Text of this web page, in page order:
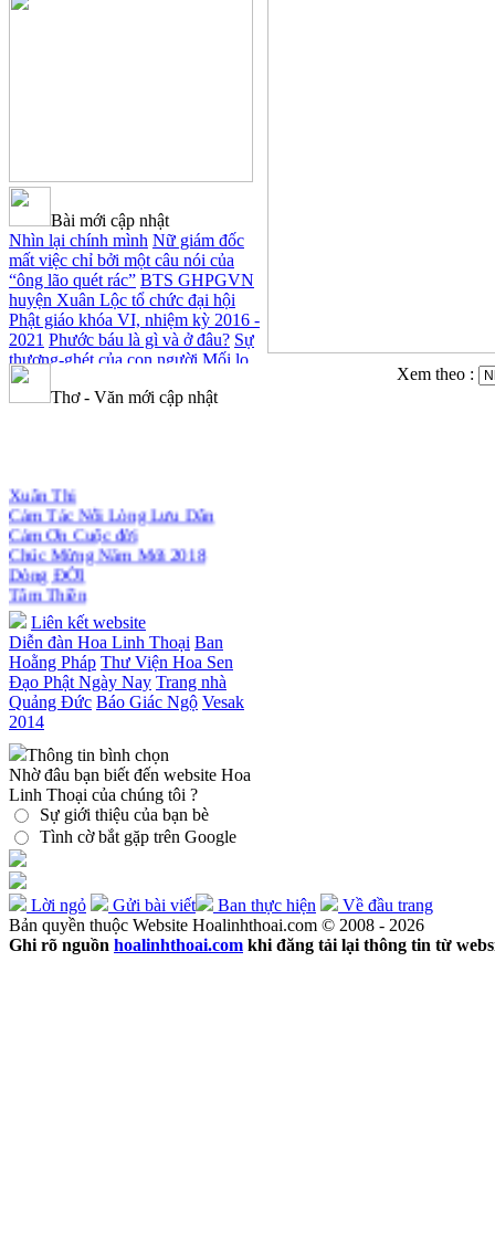
Bài mới cập nhật
Nhìn lại chính mình Nữ giám đốc
mất việc chỉ bởi một câu nói của
“ông lão quét rác” BTS GHPGVN
huyện Xuân Lộc tổ chức đại hội
Phật giáo khóa VI, nhiệm kỳ 2016 -
2021 Phước báu là gì và ở đâu? Sự
thương-ghét của con người Mối lo
của con người
nhân & giải pháp Nỗi lòng của các
bận rộn
Thơ - Văn mới cập nhật
Xuân Thi
Cảm Tác Nỗi Lòng Lưu Dân
Cảm Ơn Cuộc đời
Chúc Mừng Năm Mới 2018
Dòng ĐỜI
Tâm Thiền
Chuông Ngân
Kính mừng Phật Đản
Anh không chết đâu em
Kiếp này
Liên kết website
Diễn đàn Hoa Linh Thoại Ban
Hoằng Pháp Thư Viện Hoa Sen
Đạo Phật Ngày Nay Trang nhà
Quảng Đức Báo Giác Ngộ Vesak
2014
Thông tin bình chọn
Nhờ đâu bạn biết đến website Hoa
Linh Thoại của chúng tôi ?
Sự giới thiệu của bạn bè
Tình cờ bắt gặp trên Google
Xem theo :
Lời ngỏ Gửi bài viết Ban thực hiện
Về đầu trang
Bản quyền thuộc Website Hoalinhthoai.com © 2008 - 2026
Ghi rõ nguồn hoalinhthoai.com khi đăng tải lại thông tin từ